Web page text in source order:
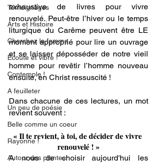
Témoignages
Arts et Histoire
Cherchez la femme
Ecoute et vibre !
Contemple !
A feuilleter
Un peu de poésie
Belle comme un coeur
Rayonne !
Autour des plantes
exhaustive de livres pour vivre
renouvelé. Peut-être l’hiver ou le temps
liturgique du Carême peuvent être LE
moment approprié pour lire un ouvrage
et se laisser déposséder de notre vieil
homme pour revêtir l’homme nouveau
ensuite, en Christ ressuscité !
Dans chacune de ces lectures, un mot
revient souvent :
« Il te revient, à toi, de décider de vivre
renouvelé ! »
A nous de choisir aujourd'hui les